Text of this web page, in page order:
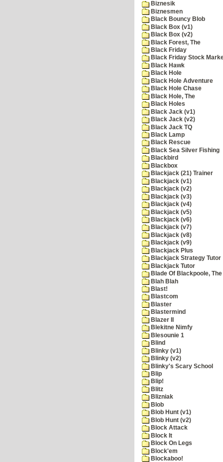
Biznesik
Biznesmen
Black Bouncy Blob
Black Box (v1)
Black Box (v2)
Black Forest, The
Black Friday
Black Friday Stock
Black Hawk
Black Hole
Black Hole Adventure
Black Hole Chase
Black Hole, The
Black Holes
Black Jack (v1)
Black Jack (v2)
Black Jack TQ
Black Lamp
Black Rescue
Black Sea Silver Fishing
Blackbird
Blackbox
Blackjack (21) Trainer
Blackjack (v1)
Blackjack (v2)
Blackjack (v3)
Blackjack (v4)
Blackjack (v5)
Blackjack (v6)
Blackjack (v7)
Blackjack (v8)
Blackjack (v9)
Blackjack Plus
Blackjack Strategy Tutor
Blackjack Tutor
Blade Of Blackpoole, The
Blah Blah
Blast!
Blastcom
Blaster
Blastermind
Blazer II
Blekitne Nimfy
Blesounie 1
Blind
Blinky (v1)
Blinky (v2)
Blinky's Scary School
Blip
Blip!
Blitz
Blizniak
Blob
Blob Hunt (v1)
Blob Hunt (v2)
Block Attack
Block It
Block On Legs
Block'em
Blockaboo!